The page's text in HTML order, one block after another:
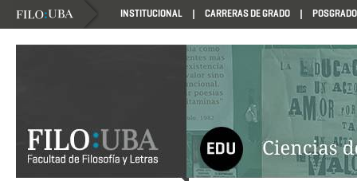
INSTITUCIONAL CARRERAS DE GRADO POSGRADO
HTTP://EDUCACION.FILO.UBA.AR/PROGRAMACION1985